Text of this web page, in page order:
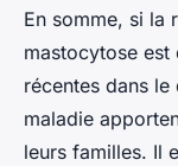
En somme, si la
mastocytose est
récentes dans
maladie
leurs familles. Il